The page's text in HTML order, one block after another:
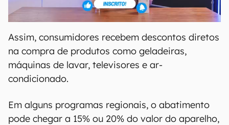
Assim, consumidores recebem descontos diretos
na compra de produtos como geladeiras,
máquinas de lavar, televisores e ar-
condicionado.
Em alguns programas regionais, o abatimento
pode chegar a 15% ou 20% do valor do aparelho,